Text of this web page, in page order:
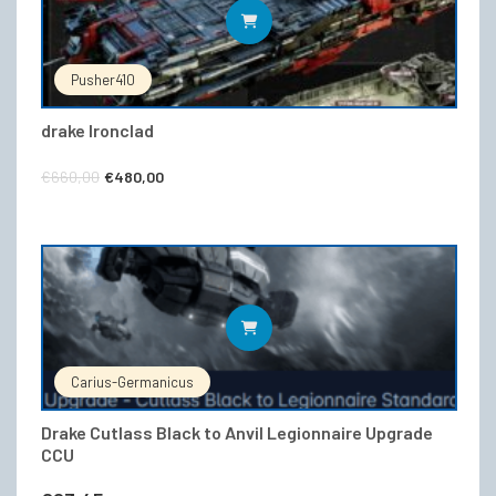
Pusher410
drake Ironclad
€660,00 Ursprünglicher
war:
€660,00
€480,00
ist:
€480,00.
IN DEN WARENKORB
Carius-Germanicus
Drake Cutlass Black to Anvil Legionnaire Upgrade
CCU
IN DEN WARENKORB